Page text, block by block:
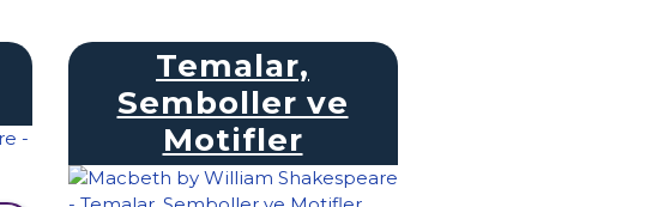
Temalar,
Semboller ve
Motifler